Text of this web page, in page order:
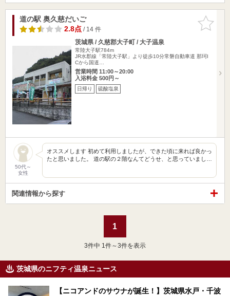
お気に入
りに追加
道の駅 奥久慈だいご
2.8点/ 14 件
茨城県 / 久慈郡大子町 / 大子温泉
常陸大子駅784m
JR水郡線「常陸大子駅」より徒歩10分常磐自動車道 那珂I
Cから国道…
営業時間 11:00～20:00
入浴料金 500円～
日帰り 硫酸塩泉
50代～
女性
オススメします 初めて利用しましたが、できた頃に来れば良かっ
たと思いました。 道の駅の２階なんてどうせ、と思っていまし…
関連情報から探す
1
3件中 1件～3件を表示
茨城県のニフティ温泉ニュース
【ニコアンドのサウナが誕生！】茨城県水戸・千波